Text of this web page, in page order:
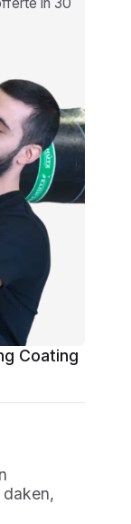
in 30
Coating